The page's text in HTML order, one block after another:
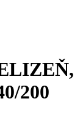
200